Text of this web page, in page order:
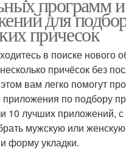
для
причесок
в поиске нового
причёсок без
вам легко помогут
по подбору
10 лучших приложений,
мужскую или
форму укладки.